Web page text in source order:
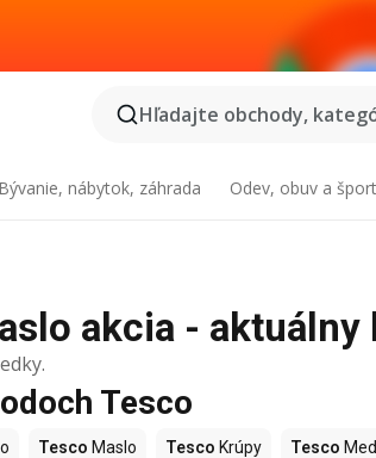
Hľadajte obchody,
Bývanie, nábytok, záhrada Odev, obuv a šport
akcia - aktuálny
Tesco
Tesco Maslo Tesco Krúpy Tesco Med